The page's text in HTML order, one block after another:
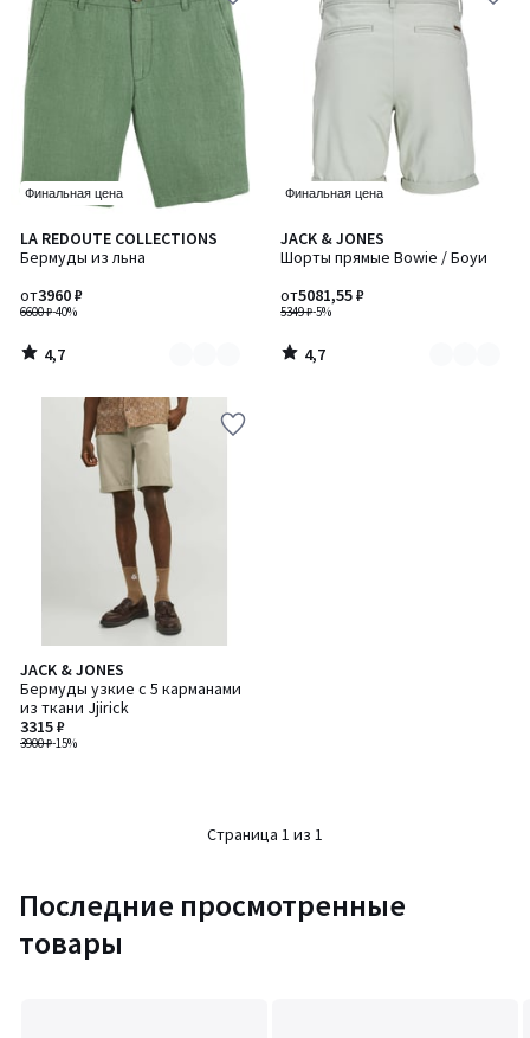
Финальная цена
LA REDOUTE COLLECTIONS
Бермуды из льна
6600 ₽-40%
от3960 ₽
4,7
/ 5
Количество
цветов:
4,7
/
Финальная цена
JACK & JONES
Шорты прямые Bowie / Боуи
5349 ₽-5%
от5081,55 ₽
4,7
/ 5
Количество
цветов:
4,7
/
JACK & JONES
Бермуды узкие с 5 карманами
из ткани Jjirick
3900 ₽-15%
3315 ₽
Страница 1 из 1
Последние просмотренные
товары